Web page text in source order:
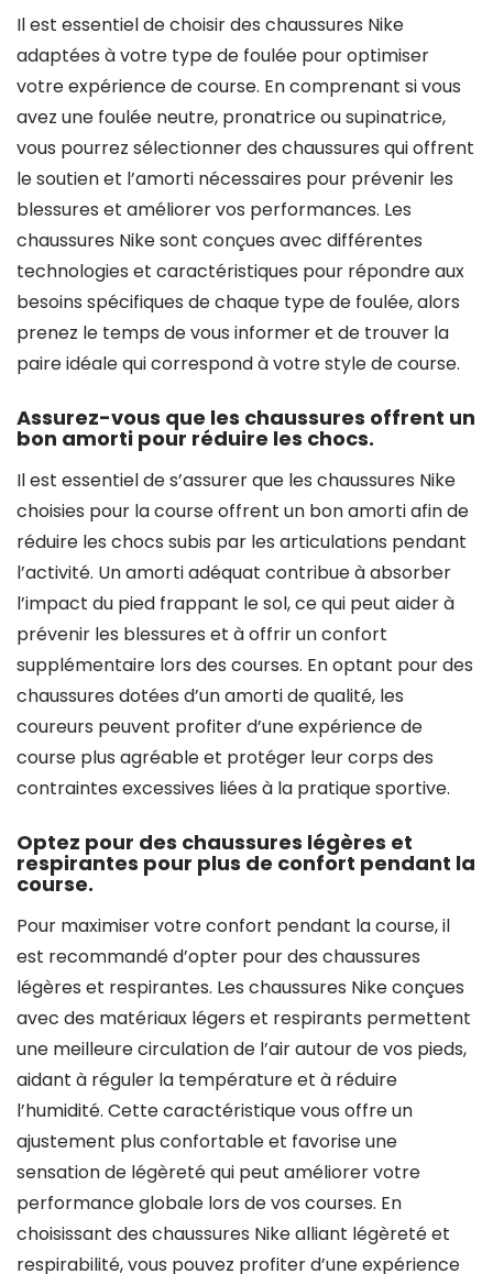
Il est essentiel de choisir des chaussures Nike
adaptées à votre type de foulée pour optimiser
votre expérience de course. En comprenant si vous
avez une foulée neutre, pronatrice ou supinatrice,
vous pourrez sélectionner des chaussures qui offrent
le soutien et l’amorti nécessaires pour prévenir les
blessures et améliorer vos performances. Les
chaussures Nike sont conçues avec différentes
technologies et caractéristiques pour répondre aux
besoins spécifiques de chaque type de foulée, alors
prenez le temps de vous informer et de trouver la
paire idéale qui correspond à votre style de course.
Assurez-vous que les chaussures offrent un
bon amorti pour réduire les chocs.
Il est essentiel de s’assurer que les chaussures Nike
choisies pour la course offrent un bon amorti afin de
réduire les chocs subis par les articulations pendant
l’activité. Un amorti adéquat contribue à absorber
l’impact du pied frappant le sol, ce qui peut aider à
prévenir les blessures et à offrir un confort
supplémentaire lors des courses. En optant pour des
chaussures dotées d’un amorti de qualité, les
coureurs peuvent profiter d’une expérience de
course plus agréable et protéger leur corps des
contraintes excessives liées à la pratique sportive.
Optez pour des chaussures légères et
respirantes pour plus de confort pendant la
course.
Pour maximiser votre confort pendant la course, il
est recommandé d’opter pour des chaussures
légères et respirantes. Les chaussures Nike conçues
avec des matériaux légers et respirants permettent
une meilleure circulation de l’air autour de vos pieds,
aidant à réguler la température et à réduire
l’humidité. Cette caractéristique vous offre un
ajustement plus confortable et favorise une
sensation de légèreté qui peut améliorer votre
performance globale lors de vos courses. En
choisissant des chaussures Nike alliant légèreté et
respirabilité, vous pouvez profiter d’une expérience